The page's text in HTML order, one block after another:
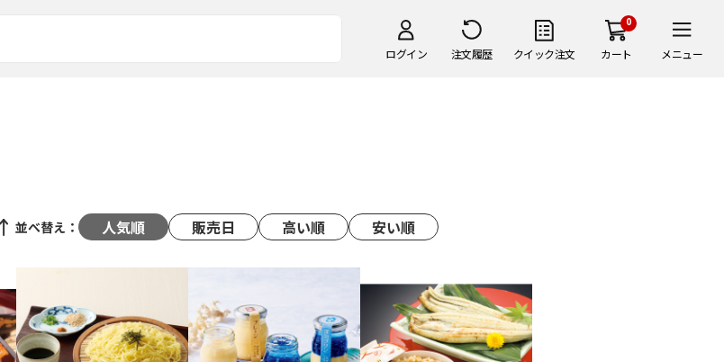
ログイン 注文履歴 クイック注文
0
カート メニュー
並べ替え： 人気順 販売日 高い順 安い順